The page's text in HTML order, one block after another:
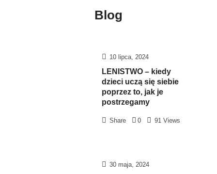
Blog
10 lipca, 2024
LENISTWO – kiedy
dzieci uczą się siebie
poprzez to, jak je
postrzegamy
Share 0 91 Views
30 maja, 2024